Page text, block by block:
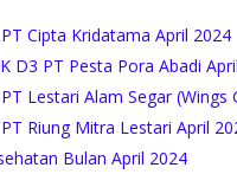
Cipta Kridatama April 2024
D3 PT Pesta Pora Abadi
Lestari Alam Segar (Wings
Riung Mitra Lestari April
Bulan April 2024